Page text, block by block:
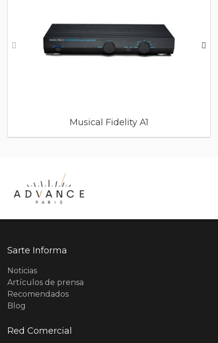
Musical Fidelity A1
Sarte Informa
Noticias
Artículos de prensa
Recomendados
Blog
Red Comercial